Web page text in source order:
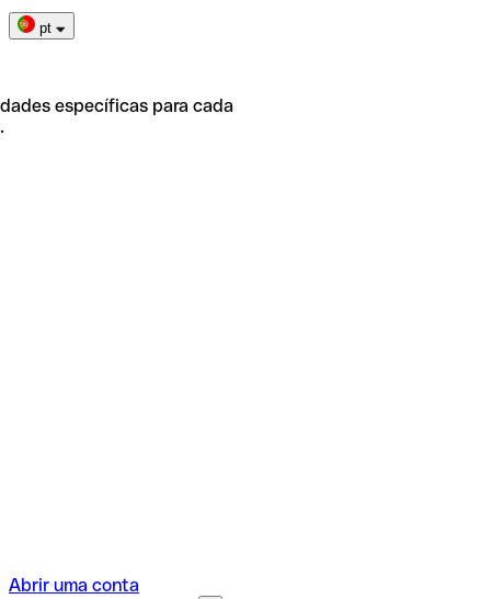
pt
específicas para cada
Abrir uma conta